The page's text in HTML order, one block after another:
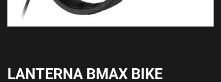
LANTERNA BMAX BIKE